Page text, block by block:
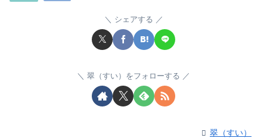
シェアする
翠（すい）をフォローする
翠（すい）